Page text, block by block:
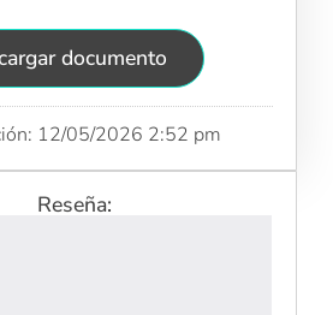
documento
12/05/2026 2:52 pm
Reseña: